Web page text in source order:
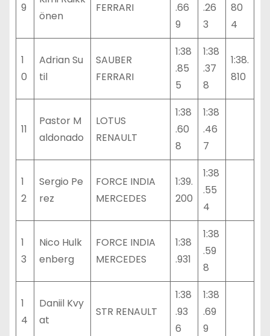
9
önen
FERRARI
.66
9
.26
3
80
4
1
0
Adrian Su
til
SAUBER
FERRARI
1:38
.85
5
1:38
.37
8
1:38.
810
11
Pastor M
aldonado
LOTUS
RENAULT
1:38
.60
8
1:38
.46
7
1
2
Sergio Pe
rez
FORCE INDIA
MERCEDES
1:39.
200
1:38
.55
4
1
3
Nico Hulk
enberg
FORCE INDIA
MERCEDES
1:38
.931
1:38
.59
8
1
4
Daniil Kvy
at
STR RENAULT
1:38
.93
6
1:38
.69
9